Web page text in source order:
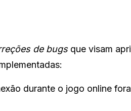
de bugsque visam
durante o jogo online